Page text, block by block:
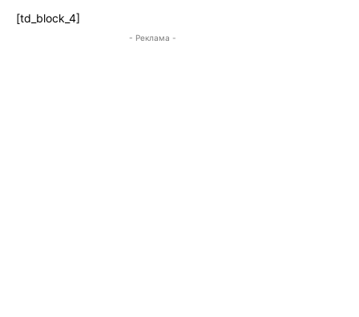
[td_block_4]
- Реклама -